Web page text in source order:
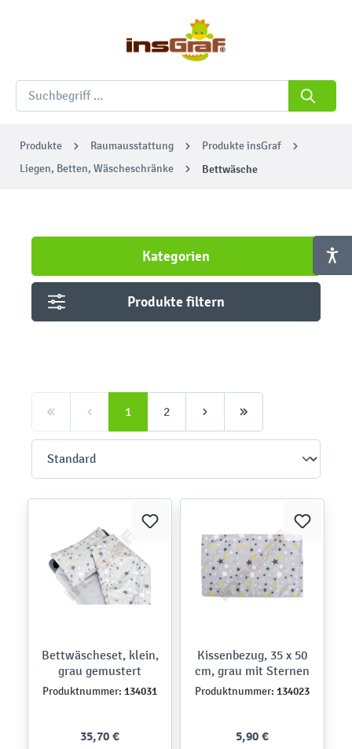
Produkte Raumausstattung
Produkte insGraf
Liegen, Betten, Wäscheschränke
Bettwäsche
Kategorien
Produkte filtern
1 2
Bettwäscheset, klein,
grau gemustert
Produktnummer: 134031
35,70 €
Kissenbezug, 35 x 50
cm, grau mit Sternen
Produktnummer: 134023
5,90 €